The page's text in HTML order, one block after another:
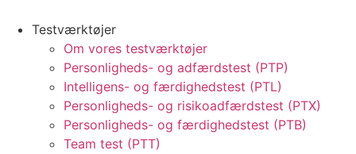
Testværktøjer
Om vores testværktøjer
Personligheds- og adfærdstest (PTP)
Intelligens- og færdighedstest (PTL)
Personligheds- og risikoadfærdstest (PTX)
Personligheds- og færdighedstest (PTB)
Team test (PTT)